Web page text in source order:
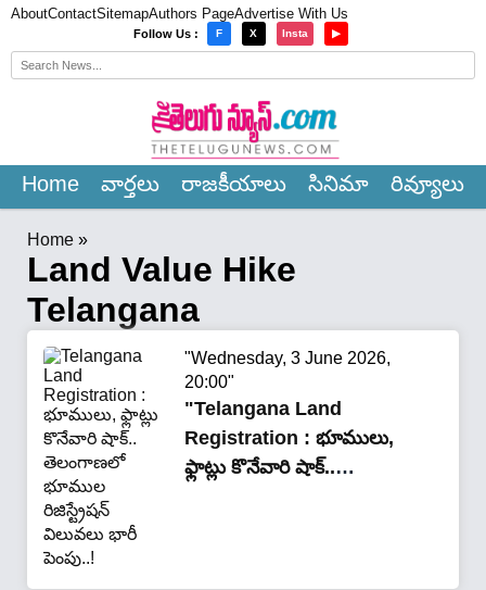
AboutContactSitemapAuthors PageAdvertise With Us
Follow Us : F X Insta ▶
Home వార్త‌లు రాజ‌కీయాలు సినిమా రివ్యూలు
Home »
Land Value Hike
Telangana
"Wednesday, 3 June 2026,
20:00"
"Telangana Land
Registration : భూములు,
ఫ్లాట్లు కొనేవారి షాక్..